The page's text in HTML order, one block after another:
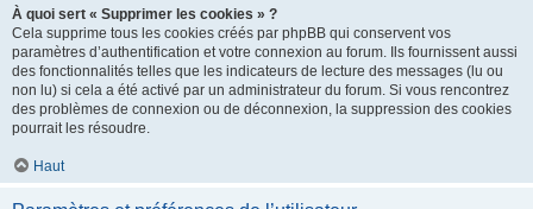
À quoi sert « Supprimer les cookies » ?
Cela supprime tous les cookies créés par phpBB qui conservent vos
paramètres d’authentification et votre connexion au forum. Ils fournissent aussi
des fonctionnalités telles que les indicateurs de lecture des messages (lu ou
non lu) si cela a été activé par un administrateur du forum. Si vous rencontrez
des problèmes de connexion ou de déconnexion, la suppression des cookies
pourrait les résoudre.
Haut